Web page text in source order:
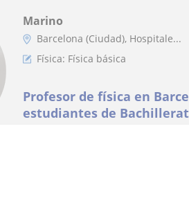
Marino
Barcelona (Ciudad), Hospitale...
Física: Física básica
Profesor de física en
estudiantes de
Enseño física con ejemplos